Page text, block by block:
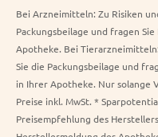
Bei Arzneimitteln: Zu Risiken
Packungsbeilage und fragen
Apotheke. Bei
Sie die Packungsbeilage und
in Ihrer Apotheke. Nur solange
Preise inkl. MwSt. *
Preisempfehlung des